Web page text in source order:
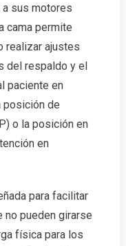
a sus motores
cama permite
realizar ajustes
del respaldo y el
paciente en
posición de
o la posición en
en
para facilitar
pueden girarse
física para los